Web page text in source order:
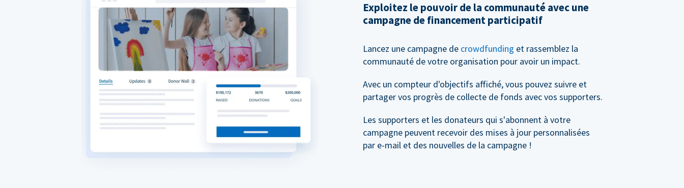
Exploitez le pouvoir de la communauté avec une
campagne de financement participatif
Lancez une campagne de crowdfunding et rassemblez la
communauté de votre organisation pour avoir un impact.
Avec un compteur d'objectifs affiché, vous pouvez suivre et
partager vos progrès de collecte de fonds avec vos supporters.
Les supporters et les donateurs qui s'abonnent à votre
campagne peuvent recevoir des mises à jour personnalisées
par e-mail et des nouvelles de la campagne !